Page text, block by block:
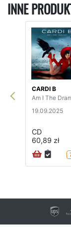
INNE
CARDI B
Am I The
19.09.2025
CD
60,89 zł